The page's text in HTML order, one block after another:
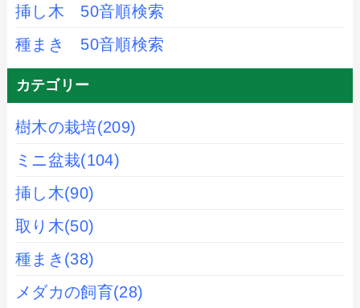
挿し木 50音順検索
種まき 50音順検索
カテゴリー
樹木の栽培(209)
ミニ盆栽(104)
挿し木(90)
取り木(50)
種まき (38)
メダカの飼育(28)